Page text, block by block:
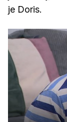
je Doris.